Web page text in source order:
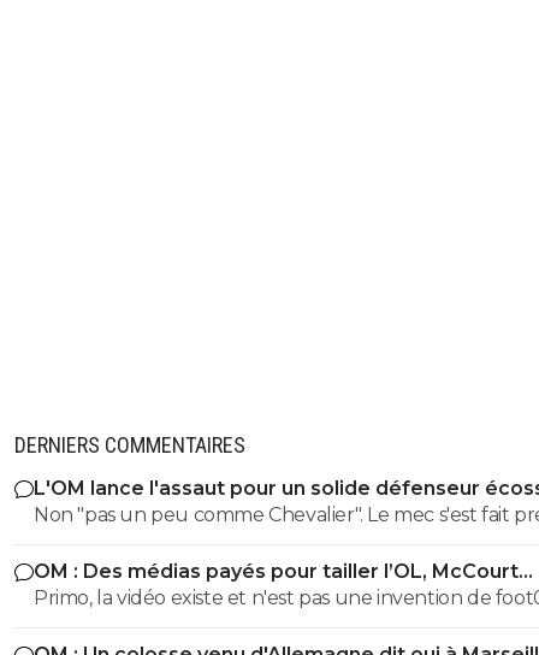
DERNIERS COMMENTAIRES
L'OM lance l'assaut pour un solide défenseur
Non "pas un peu comme Chevalier". Le mec s'est fait
par la concurrence (justifiée) c'est différent. Les mecs se
cassent à cause de la gestion catastrophique de
Cette fraude, charlatan de haut niveau qui part avec
chèque en cours de saison après avoir fumé les
OM : Des médias payés pour tailler l’OL, McCourt
accusé
Primo, la vidéo existe et n'est pas une invention de
Deuxio Molina est journaliste d investigation, son travail